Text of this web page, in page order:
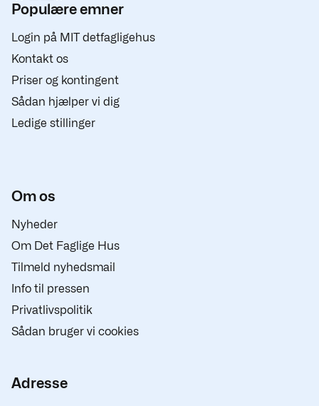
Populære emner
Login på MIT detfagligehus
Kontakt os
Priser og kontingent
Sådan hjælper vi dig
Ledige stillinger
Om os
Nyheder
Om Det Faglige Hus
Tilmeld nyhedsmail
Info til pressen
Privatlivspolitik
Sådan bruger vi cookies
Adresse